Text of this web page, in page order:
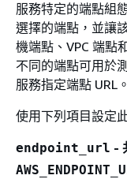
服務特定的端點組
選擇的端點，並讓
機端點、VPC 端點
不同的端點可用於
服務指定端點 URL。
使用下列項目設定
endpoint_url -